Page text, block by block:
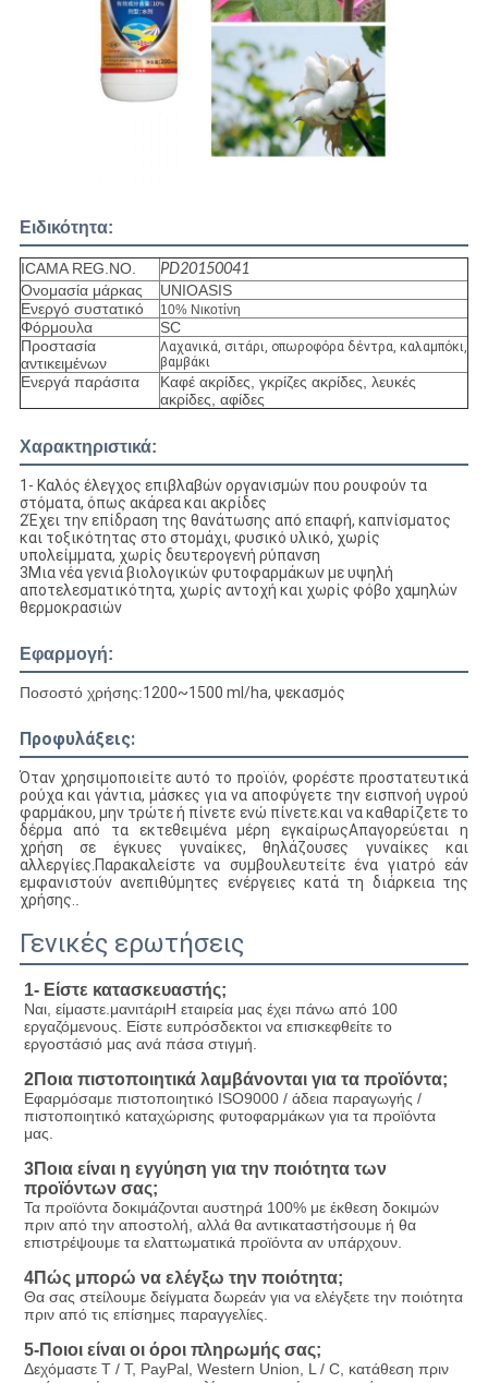
Ειδικότητα:
ICAMA REG.NO.
PD20150041
Ονομασία μάρκας
UNIOASIS
Ενεργό συστατικό
10% Νικοτίνη
Φόρμουλα
SC
Προστασία
αντικειμένων
Λαχανικά, σιτάρι, οπωροφόρα δέντρα, καλαμπόκι,
βαμβάκι
Ενεργά παράσιτα
Καφέ ακρίδες, γκρίζες ακρίδες, λευκές
ακρίδες, αφίδες
Χαρακτηριστικά:
1- Καλός έλεγχος επιβλαβών οργανισμών που ρουφούν τα
στόματα, όπως ακάρεα και ακρίδες
2Έχει την επίδραση της θανάτωσης από επαφή, καπνίσματος
και τοξικότητας στο στομάχι, φυσικό υλικό, χωρίς
υπολείμματα, χωρίς δευτερογενή ρύπανση
3Μια νέα γενιά βιολογικών φυτοφαρμάκων με υψηλή
αποτελεσματικότητα, χωρίς αντοχή και χωρίς φόβο χαμηλών
θερμοκρασιών
Εφαρμογή:
Ποσοστό χρήσης:1200~1500 ml/ha, ψεκασμός
Προφυλάξεις:
Όταν χρησιμοποιείτε αυτό το προϊόν, φορέστε προστατευτικά
ρούχα και γάντια, μάσκες για να αποφύγετε την εισπνοή υγρού
φαρμάκου, μην τρώτε ή πίνετε ενώ πίνετε.και να καθαρίζετε το
δέρμα από τα εκτεθειμένα μέρη εγκαίρωςΑπαγορεύεται η
χρήση σε έγκυες γυναίκες, θηλάζουσες γυναίκες και
αλλεργίες.Παρακαλείστε να συμβουλευτείτε ένα γιατρό εάν
εμφανιστούν ανεπιθύμητες ενέργειες κατά τη διάρκεια της
χρήσης..
Γενικές ερωτήσεις
1- Είστε κατασκευαστής;
Ναι, είμαστε.μανιτάριΗ εταιρεία μας έχει πάνω από 100
εργαζόμενους. Είστε ευπρόσδεκτοι να επισκεφθείτε το
εργοστάσιό μας ανά πάσα στιγμή.
2Ποια πιστοποιητικά λαμβάνονται για τα προϊόντα;
Εφαρμόσαμε πιστοποιητικό ISO9000 / άδεια παραγωγής /
πιστοποιητικό καταχώρισης φυτοφαρμάκων για τα προϊόντα
μας.
3Ποια είναι η εγγύηση για την ποιότητα των
προϊόντων σας;
Τα προϊόντα δοκιμάζονται αυστηρά 100% με έκθεση δοκιμών
πριν από την αποστολή, αλλά θα αντικαταστήσουμε ή θα
επιστρέψουμε τα ελαττωματικά προϊόντα αν υπάρχουν.
4Πώς μπορώ να ελέγξω την ποιότητα;
Θα σας στείλουμε δείγματα δωρεάν για να ελέγξετε την ποιότητα
πριν από τις επίσημες παραγγελίες.
5-Ποιοι είναι οι όροι πληρωμής σας;
Δεχόμαστε T / T, PayPal, Western Union, L / C, κατάθεση πριν